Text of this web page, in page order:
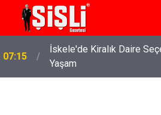
07:15
İskele'de Kiralık Daire
Yaşam